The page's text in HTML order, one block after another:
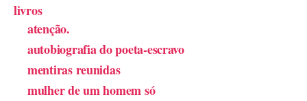
livros
atenção.
autobiografia do poeta-escravo
mentiras reunidas
mulher de um homem só